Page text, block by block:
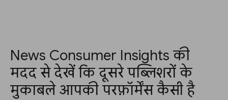
News Consumer Insights की
मदद से देखें कि दूसरे पब्लिशरों के
मुकाबले आपकी परफ़ॉर्मेंस कैसी है